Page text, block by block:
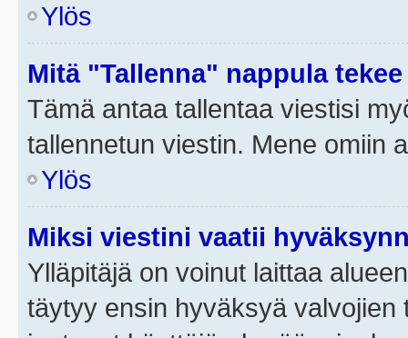
Ylös
Mitä "Tallenna" nappula
Tämä antaa tallentaa viestisi
tallennetun viestin. Mene omiin
Ylös
Miksi viestini vaatii
Ylläpitäjä on voinut laittaa
täytyy ensin hyväksyä